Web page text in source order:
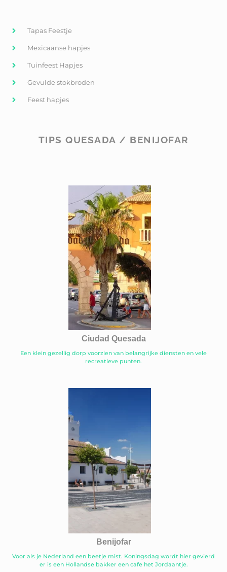
Tapas Feestje
Mexicaanse hapjes
Tuinfeest Hapjes
Gevulde stokbroden
Feest hapjes
TIPS QUESADA / BENIJOFAR
Ciudad Quesada
Een klein gezellig dorp voorzien van belangrijke diensten en vele
recreatieve punten.
Benijofar
Voor als je Nederland een beetje mist. Koningsdag wordt hier gevierd
er is een Hollandse bakker een cafe het Jordaantje.